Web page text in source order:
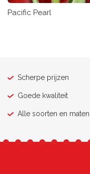
Pacific Pearl
Scherpe prijzen
Goede kwaliteit
Alle soorten en maten